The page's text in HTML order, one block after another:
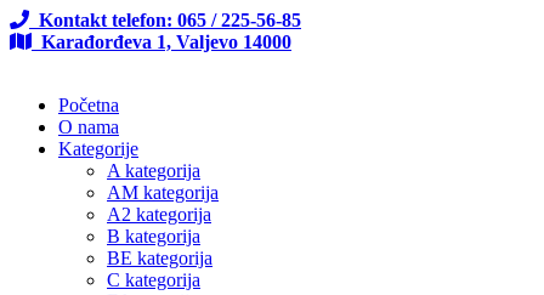
Kontakt telefon: 065 / 225-56-85
Karađorđeva 1, Valjevo 14000
Početna
O nama
Kategorije
A kategorija
AM kategorija
A2 kategorija
B kategorija
BE kategorija
C kategorija